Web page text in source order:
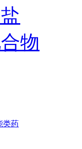
物
类药